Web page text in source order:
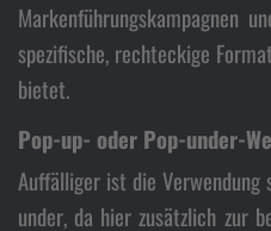
Markenführungskampagnen
spezifische, rechteckige
bietet.
Pop-up- oder Pop-under-
Auffälliger ist die Verwendung
under, da hier zusätzlich zur